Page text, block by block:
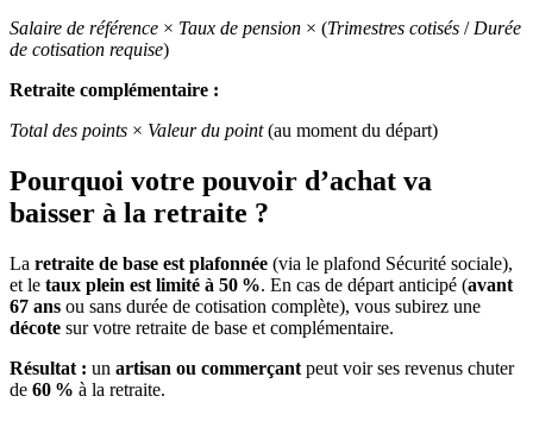
Salaire de référence × Taux de pension × (Trimestres cotisés / Durée
de cotisation requise)
Retraite complémentaire :
Total des points × Valeur du point(au moment du départ)
Pourquoi votre pouvoir d’achat va
baisser à la retraite ?
La retraite de base est plafonnée (via le plafond Sécurité sociale),
et le taux plein est limité à 50 %. En cas de départ anticipé (avant
67 ans ou sans durée de cotisation complète), vous subirez une
décote sur votre retraite de base et complémentaire.
Résultat : un artisan ou commerçant peut voir ses revenus chuter
de 60 % à la retraite.